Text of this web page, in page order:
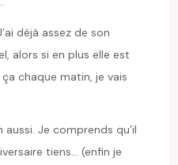
déjà assez de son
alors si en plus elle est
chaque matin, je vais
Je comprends qu’il
tiens… (enfin je